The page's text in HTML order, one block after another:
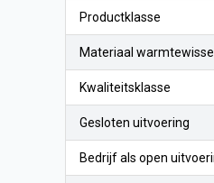
Productklasse
Materiaal
Kwaliteitsklasse
Gesloten uitvoering
Bedrijf als open